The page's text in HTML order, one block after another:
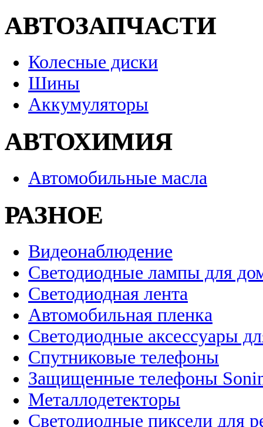
АВТОЗАПЧАСТИ
Колесные диски
Шины
Аккумуляторы
АВТОХИМИЯ
Автомобильные масла
РАЗНОЕ
Видеонаблюдение
Светодиодные лампы для
Светодиодная лента
Автомобильная пленка
Светодиодные аксессуары
Спутниковые телефоны
Защищенные телефоны
Металлодетекторы
Светодиодные пиксели для